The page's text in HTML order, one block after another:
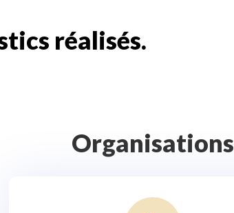
réalisés.
Organisations